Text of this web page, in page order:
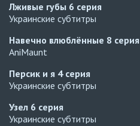
Лживые губы 6 серия
Украинские субтитры
Навечно влюблённые 8 серия
AniMaunt
Персик и я 4 серия
Украинские субтитры
Узел 6 серия
Украинские субтитры